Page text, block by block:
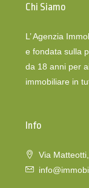
Chi Siamo
L’ Agenzia
e fondata sulla
da 18 anni per
immobiliare in
Info
Via